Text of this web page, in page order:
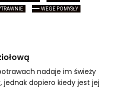
WEGE POMYSŁY
nadaje im świeży
dopiero kiedy jest jej